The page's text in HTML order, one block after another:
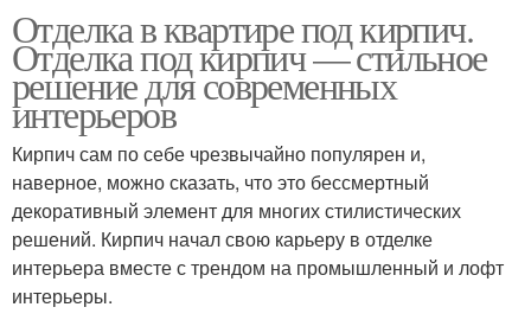
Отделка в квартире под кирпич.
Отделка под кирпич — стильное
решение для современных
интерьеров
Кирпич сам по себе чрезвычайно популярен и,
наверное, можно сказать, что это бессмертный
декоративный элемент для многих стилистических
решений. Кирпич начал свою карьеру в отделке
интерьера вместе с трендом на промышленный и лофт
интерьеры.